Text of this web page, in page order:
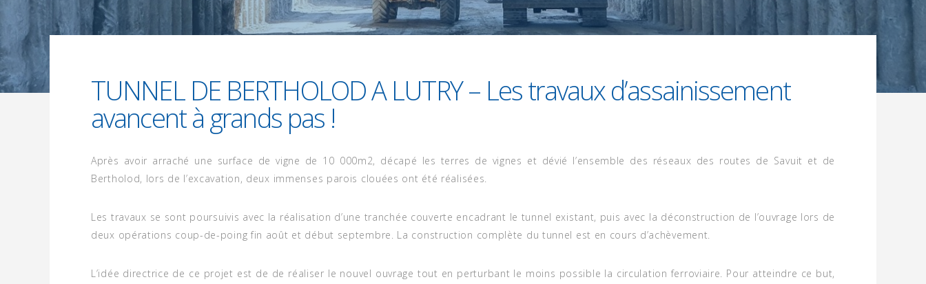
12 NOVEMBRE 2020
TUNNEL DE BERTHOLOD A LUTRY – Les travaux d’assainissement
avancent à grands pas !
Après avoir arraché une surface de vigne de 10 000m2, décapé les terres de vignes et dévié l’ensemble des réseaux des routes de Savuit et de
Bertholod, lors de l’excavation, deux immenses parois clouées ont été réalisées.
Les travaux se sont poursuivis avec la réalisation d’une tranchée couverte encadrant le tunnel existant, puis avec la déconstruction de l’ouvrage lors de
deux opérations coup-de-poing fin août et début septembre. La construction complète du tunnel est en cours d’achèvement.
L’idée directrice de ce projet est de de réaliser le nouvel ouvrage tout en perturbant le moins possible la circulation ferroviaire. Pour atteindre ce but,